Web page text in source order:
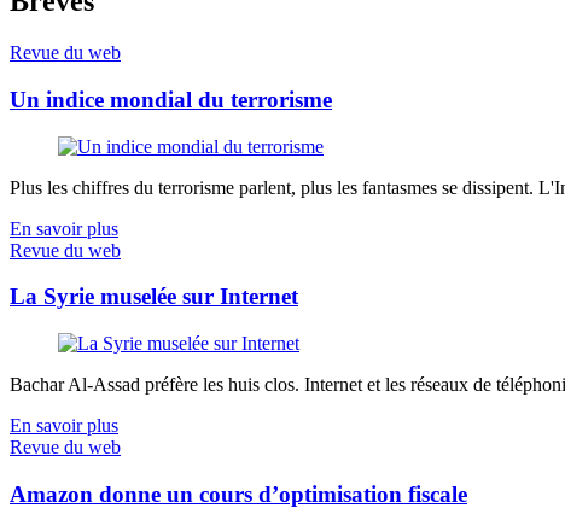
Revue du web
Un indice mondial du terrorisme
Plus les chiffres du terrorisme parlent, plus les fantasmes se dissipent.
En savoir plus
Revue du web
La Syrie muselée sur Internet
Bachar Al-Assad préfère les huis clos. Internet et les réseaux de
En savoir plus
Revue du web
Amazon donne un cours d’optimisation fiscale